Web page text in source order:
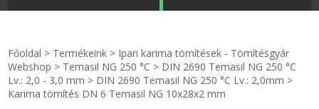
KULCSTARTÓ - KULCSKARIKA
HŰTŐMÁGNES KERET - FÓLIA
videók
Termékek
Főoldal > Termékeink > Ipari karima tömítések - Tömítésgyár
Webshop > Temasil NG 250 °C > DIN 2690 Temasil NG 250 °C
Lv.: 2,0 - 3,0 mm > DIN 2690 Temasil NG 250 °C Lv.: 2,0mm >
Karima tömítés DN 6 Temasil NG 10x28x2 mm